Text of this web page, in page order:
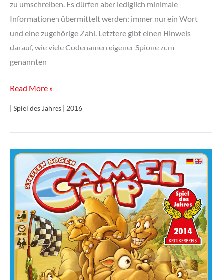
zu umschreiben. Es dürfen aber lediglich minimale
Informationen übermittelt werden: immer nur ein Wort
und eine zugehörige Zahl. Letztere gibt einen Hinweis
darauf, wie viele Codenamen eigener Spione zum
genannten
Codenames
Read More »
| Spiel des Jahres | 2016